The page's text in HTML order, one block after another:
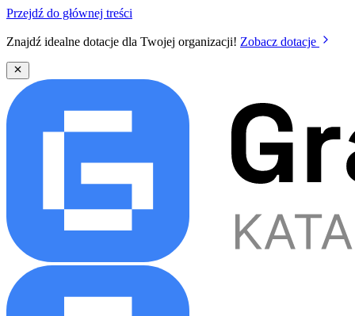
Przejdź do głównej treści
Znajdź idealne dotacje dla Twojej organizacji! Zobacz dotacje